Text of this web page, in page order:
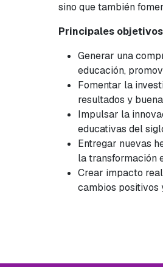
sino que también
Principales objetivos
Generar una
educación,
Fomentar la
resultados y
Impulsar la
educativas del
Entregar nuevas
la transformación
Crear impacto
cambios positivos